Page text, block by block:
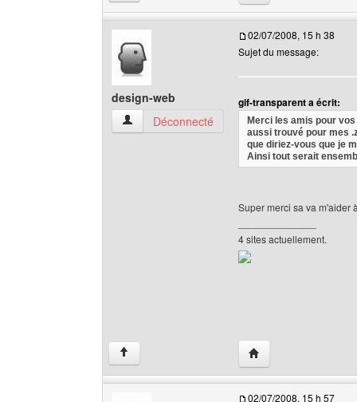
design-web
design-web Voir le profil de l'utilisateur
Déconnecté
02/07/2008, 15 h 38
Sujet du message:
gif-transparent a écrit:
Merci les amis pour
aussi trouvé pour mes
que diriez-vous que je
Ainsi tout serait
Super merci sa va m'aider
4 sites actuellement.
↑ Visiter le site web
02/07/2008, 15 h 57